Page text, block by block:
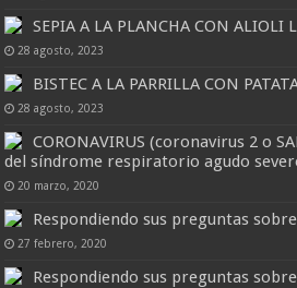
SEPIA A LA PLANCHA CON ALIOLI
28 agosto, 2023
BISTEC A LA PARRILLA CON
28 agosto, 2023
CORONAVIRUS (coronavirus 2 o
del síndrome respiratorio agudo
20 marzo, 2020
Respondiendo sus preguntas
27 febrero, 2020
Respondiendo sus preguntas